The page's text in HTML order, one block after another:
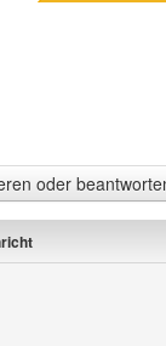
oder